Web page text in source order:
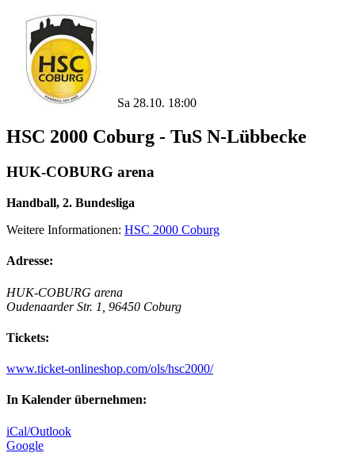
Sa 28.10. 18:00
HSC 2000 Coburg - TuS N-Lübbecke
HUK-COBURG arena
Handball, 2. Bundesliga
Weitere Informationen: HSC 2000 Coburg
Adresse:
HUK-COBURG arena
Oudenaarder Str. 1, 96450 Coburg
Tickets:
www.ticket-onlineshop.com/ols/hsc2000/
In Kalender übernehmen:
iCal/Outlook
Google